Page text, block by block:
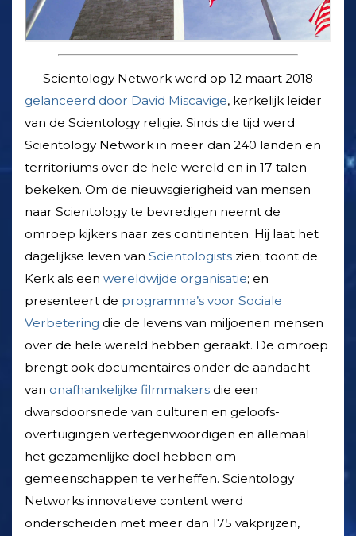
Scientology Network werd op 12 maart 2018
gelanceerd door David Miscavige, kerkelijk leider
van de Scientology religie. Sinds die tijd werd
Scientology Network in meer dan 240 landen en
territoriums over de hele wereld en in 17 talen
bekeken. Om de nieuwsgierigheid van mensen
naar Scientology te bevredigen neemt de
omroep kijkers naar zes continenten. Hij laat het
dagelijkse leven van Scientologists zien; toont de
Kerk als een wereldwijde organisatie; en
presenteert de programma’s voor Sociale
Verbetering die de levens van miljoenen mensen
over de hele wereld hebben geraakt. De omroep
brengt ook documentaires onder de aandacht
van onafhankelijke filmmakers die een
dwarsdoorsnede van culturen en geloofs­
overtuigingen vertegenwoordigen en allemaal
het gezamenlijke doel hebben om
gemeenschappen te verheffen. Scientology
Networks innovatieve content werd
onderscheiden met meer dan 175 vakprijzen,